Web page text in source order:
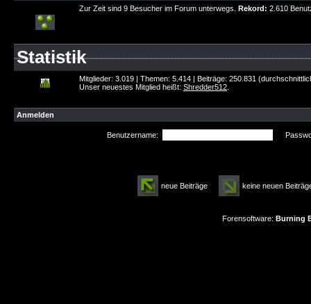
Zur Zeit sind 9 Besucher im Forum unterwegs. Rekord: 2.610
Statistik
Mitglieder: 3.019 | Themen: 5.414 | Beiträge: 250.831
Unser neuestes Mitglied heißt: Shredder512
Anmelden
Benutzername:
neue Beiträge keine neuen
Forensoftware: Burning